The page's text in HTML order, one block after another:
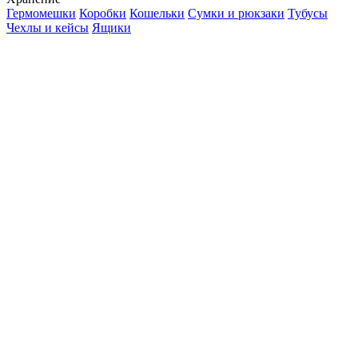
Гермомешки Коробки Кошельки Сумки и рюкзаки Тубусы
Чехлы и кейсы Ящики